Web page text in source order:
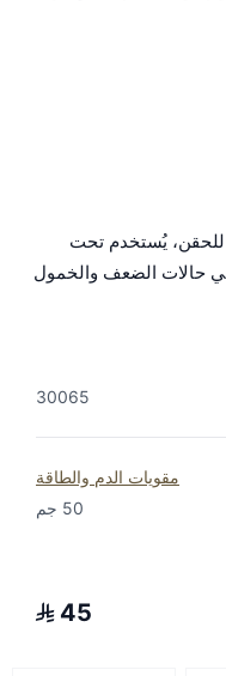
يُستخدم تحت
حالات الضعف والخمول
يحددها الطبيب البيطري
30065
مقويات الدم والطاقة
50 جم
45